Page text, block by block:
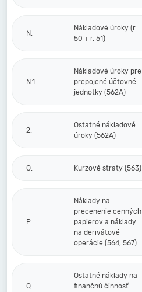
N.
Nákladové úroky (r.
50 + r. 51)
N.1.
Nákladové úroky pre
prepojené účtovné
jednotky (562A)
2.
Ostatné nákladové
úroky (562A)
O. Kurzové straty (563)
P.
Náklady na
precenenie cenných
papierov a náklady
na derivátové
operácie (564, 567)
Q.
Ostatné náklady na
finančnú činnosť